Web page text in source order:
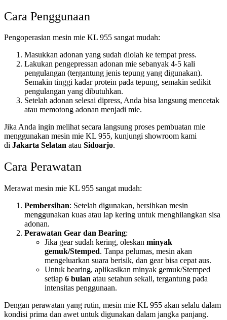
Cara Penggunaan
Pengoperasian mesin mie KL 955 sangat mudah:
Masukkan adonan yang sudah diolah ke tempat press.
Lakukan pengepressan adonan mie sebanyak 4-5 kali
pengulangan (tergantung jenis tepung yang digunakan).
Semakin tinggi kadar protein pada tepung, semakin sedikit
pengulangan yang dibutuhkan.
Setelah adonan selesai dipress, Anda bisa langsung mencetak
atau memotong adonan menjadi mie.
Jika Anda ingin melihat secara langsung proses pembuatan mie
menggunakan mesin mie KL 955, kunjungi showroom kami
di Jakarta Selatan atau Sidoarjo.
Cara Perawatan
Merawat mesin mie KL 955 sangat mudah:
Pembersihan: Setelah digunakan, bersihkan mesin
menggunakan kuas atau lap kering untuk menghilangkan sisa
adonan.
Perawatan Gear dan Bearing:
Jika gear sudah kering, oleskan minyak
gemuk/Stemped. Tanpa pelumas, mesin akan
mengeluarkan suara berisik, dan gear bisa cepat aus.
Untuk bearing, aplikasikan minyak gemuk/Stemped
setiap 6 bulan atau setahun sekali, tergantung pada
intensitas penggunaan.
Dengan perawatan yang rutin, mesin mie KL 955 akan selalu dalam
kondisi prima dan awet untuk digunakan dalam jangka panjang.